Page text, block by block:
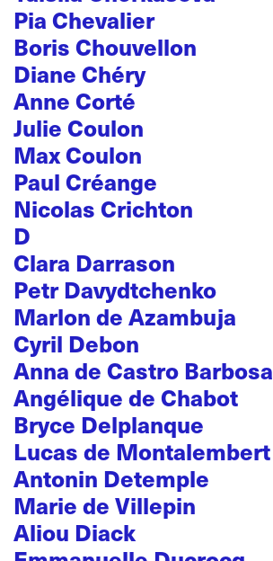
Pia Chevalier
Boris Chouvellon
Diane Chéry
Anne Corté
Julie Coulon
Max Coulon
Paul Créange
Nicolas Crichton
D
Clara Darrason
Petr Davydtchenko
Marlon de Azambuja
Cyril Debon
Anna de Castro Barbosa
Angélique de Chabot
Bryce Delplanque
Lucas de Montalembert
Antonin Detemple
Marie de Villepin
Aliou Diack